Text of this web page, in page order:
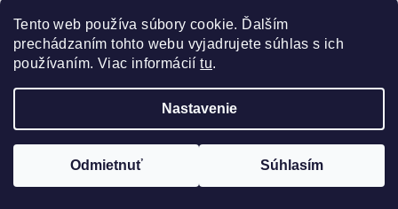
Tento web používa súbory cookie. Ďalším
prechádzaním tohto webu vyjadrujete súhlas s ich
používaním. Viac informáciítu.
Nastavenie
Odmietnuť Súhlasím
c
i
e
p
r
v
k
v
n
i
e
Odoberať newsletter
EMAIL
Vložením e-mailu súhlasíte spodmienkami ochrany
osobných údajov